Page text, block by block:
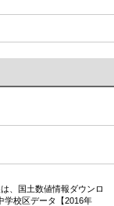
、国土数値情報ダウンロ
学校区データ【2016年